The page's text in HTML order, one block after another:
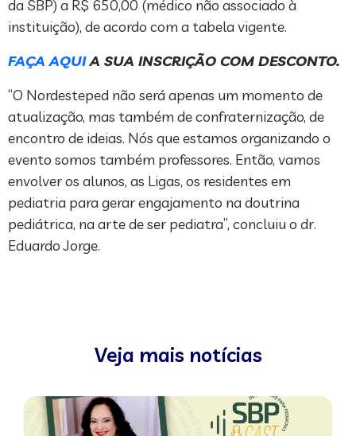
da SBP) a R$ 650,00 (médico não associado à
instituição), de acordo com a tabela vigente.
FAÇA AQUIA SUA INSCRIÇÃO COM DESCONTO.
“O Nordesteped não será apenas um momento de
atualização, mas também de confraternização, de
encontro de ideias. Nós que estamos organizando o
evento somos também professores. Então, vamos
envolver os alunos, as Ligas, os residentes em
pediatria para gerar engajamento na doutrina
pediátrica, na arte de ser pediatra”, concluiu o dr.
Eduardo Jorge.
Veja mais notícias